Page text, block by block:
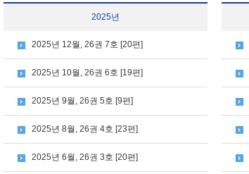
2025년
2025년 12월, 26권 7호 [20편]
2025년 10월, 26권 6호 [19편]
2025년 9월, 26권 5호 [9편]
2025년 8월, 26권 4호 [23편]
2025년 6월, 26권 3호 [20편]